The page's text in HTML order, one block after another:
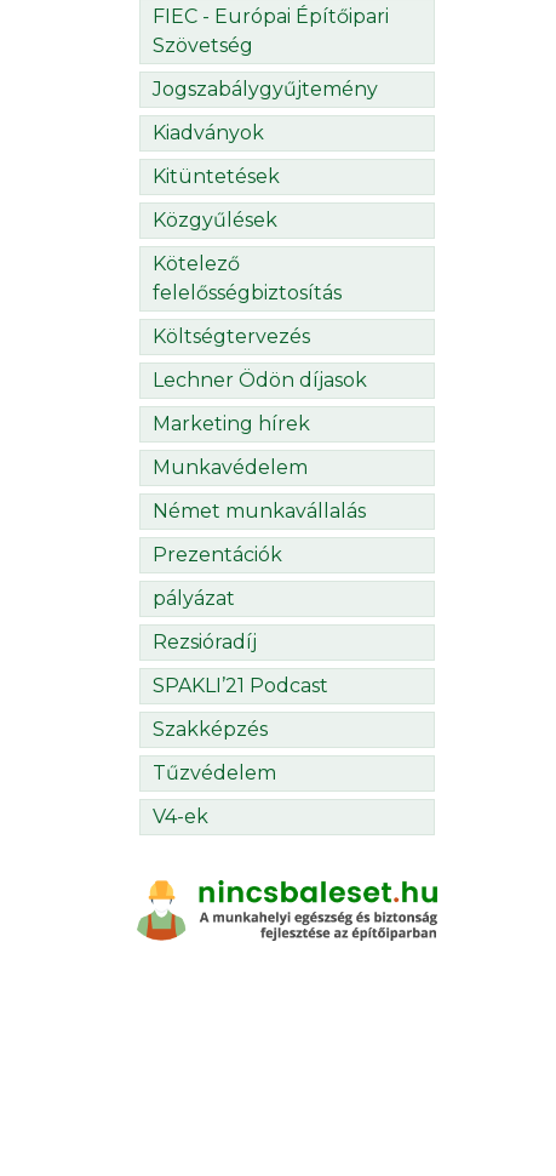
FIEC - Európai Építőipari
Szövetség
Jogszabálygyűjtemény
Kiadványok
Kitüntetések
Közgyűlések
Kötelező
felelősségbiztosítás
Költségtervezés
Lechner Ödön díjasok
Marketing hírek
Munkavédelem
Német munkavállalás
Prezentációk
pályázat
Rezsióradíj
SPAKLI’21 Podcast
Szakképzés
Tűzvédelem
V4-ek